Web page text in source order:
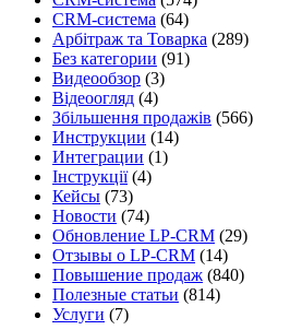
CRM-система (64)
Арбітраж та Товарка (289)
Без категории (91)
Видеообзор (3)
Відеоогляд (4)
Збільшення продажів (566)
Инструкции (14)
Интеграции (1)
Інструкції(4)
Кейсы (73)
Новости (74)
Обновление LP-CRM (29)
Отзывы о LP-CRM (14)
Повышение продаж (840)
Полезные статьи (814)
Услуги (7)